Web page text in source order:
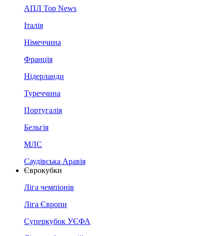
АПЛ Top News
Італія
Німеччина
Франція
Нідерланди
Туреччина
Португалія
Бельгія
МЛС
Саудівська Аравія
Єврокубки
Ліга чемпіонів
Ліга Європи
Суперкубок УЄФА